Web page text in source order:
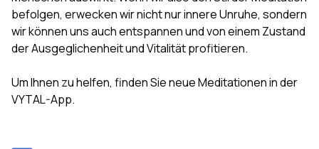
befolgen, erwecken wir nicht nur innere Unruhe, sondern
wir können uns auch entspannen und von einem Zustand
der Ausgeglichenheit und Vitalität profitieren.
Um Ihnen zu helfen, finden Sie neue Meditationen in der
VYTAL-App.